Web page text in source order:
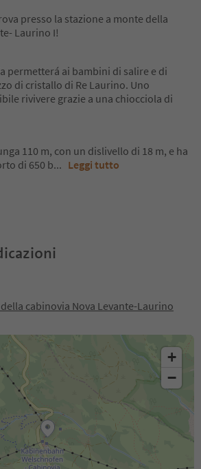
presso la stazione a monte della
Laurino I!
permetterá ai bambini di salire e di
di cristallo di Re Laurino. Uno
rivivere grazie a una chiocciola di
110 m, con un dislivello di 18 m, e ha
di 650 b... Leggi tutto
cabinovia Nova Levante-Laurino
+
−